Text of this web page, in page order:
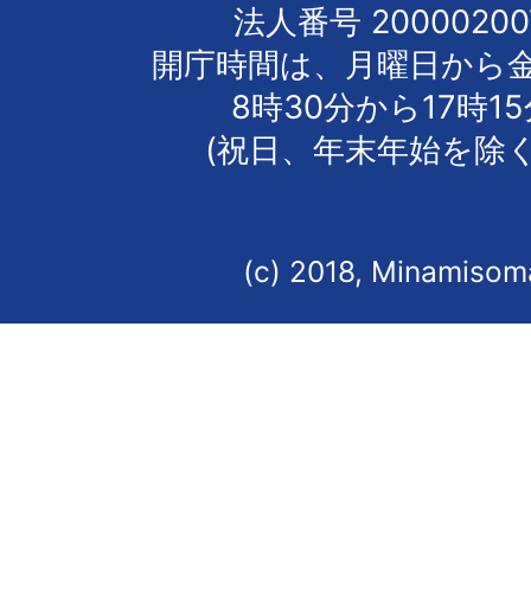
法人番号
開庁時間は、月曜日から
8時30分から17時
(祝日、年末年始を除
(c) 2018,